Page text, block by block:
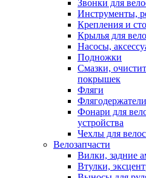
Звонки для
Инструменты,
Крепления и
Крылья для
Насосы,
Подножки
Смазки,
покрышек
Фляги
Флягодержатели
Фонари для
устройства
Чехлы для
Велозапчасти
Вилки, задние
Втулки,